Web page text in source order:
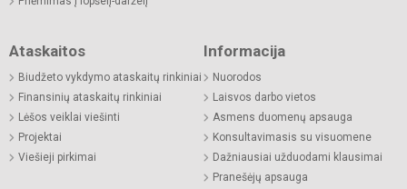
Ataskaitos
Biudžeto vykdymo ataskaitų rinkiniai
Finansinių ataskaitų rinkiniai
Lėšos veiklai viešinti
Projektai
Viešieji pirkimai
Informacija
Nuorodos
Laisvos darbo vietos
Asmens duomenų apsauga
Konsultavimasis su visuomene
Dažniausiai užduodami klausimai
Pranešėjų apsauga